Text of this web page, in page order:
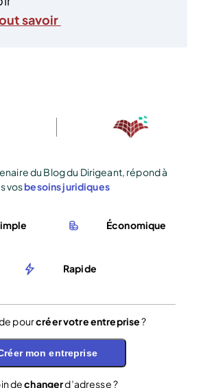
savoir
du Blog du Dirigeant, répond à
vosbesoins juridiques
Économique
Rapide
pourcréer votre entreprise?
mon entreprise
dechangerd’adresse ?